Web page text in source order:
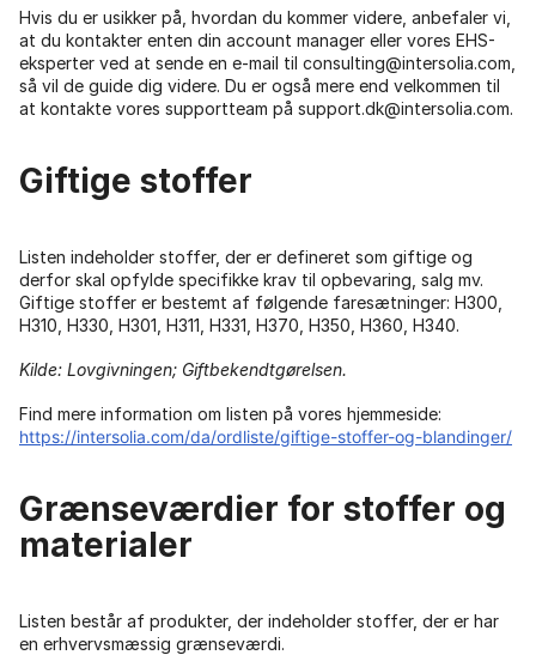
Hvis du er usikker på, hvordan du kommer videre, anbefaler vi,
at du kontakter enten din account manager eller vores EHS-
eksperter ved at sende en e-mail til consulting@intersolia.com,
så vil de guide dig videre. Du er også mere end velkommen til
at kontakte vores supportteam på support.dk@intersolia.com.
Giftige stoffer
Listen indeholder stoffer, der er defineret som giftige og
derfor skal opfylde specifikke krav til opbevaring, salg mv.
Giftige stoffer er bestemt af følgende faresætninger: H300,
H310, H330, H301, H311, H331, H370, H350, H360, H340.
Kilde: Lovgivningen; Giftbekendtgørelsen.
Find mere information om listen på vores hjemmeside:
https://intersolia.com/da/ordliste/giftige-stoffer-og-blandinger/
Grænseværdier for stoffer og
materialer
Listen består af produkter, der indeholder stoffer, der er har
en erhvervsmæssig grænseværdi.